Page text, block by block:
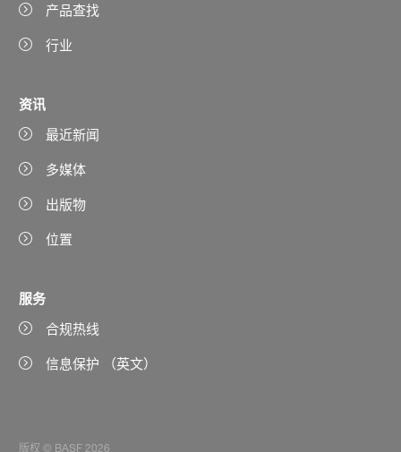
产品查找
行业
资讯
最近新闻
多媒体
出版物
位置
服务
合规热线
信息保护 （英文）
版权 © BASF 2026